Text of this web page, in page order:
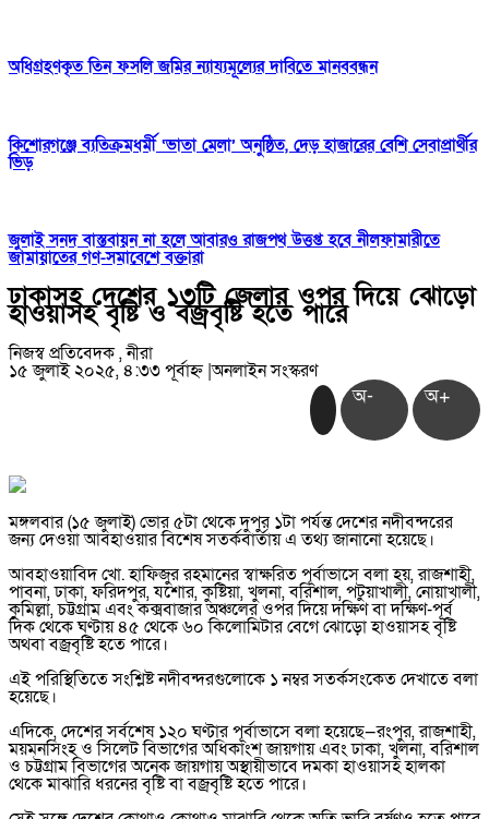
অধিগ্রহণকৃত তিন ফসলি জমির ন্যায্যমূল্যের দাবিতে মানববন্ধন
কিশোরগঞ্জে ব্যতিক্রমধর্মী ‘ভাতা মেলা’ অনুষ্ঠিত, দেড় হাজারের বেশি সেবাপ্রার্থীর
ভিড়
জুলাই সনদ বাস্তবায়ন না হলে আবারও রাজপথ উত্তপ্ত হবে নীলফামারীতে
জামায়াতের গণ-সমাবেশে বক্তারা
ঢাকাসহ দেশের ১৩টি জেলার ওপর দিয়ে ঝোড়ো
হাওয়াসহ বৃষ্টি ও বজ্রবৃষ্টি হতে পারে
নিজস্ব প্রতিবেদক , নীরা
১৫ জুলাই ২০২৫, ৪:৩৩ পূর্বাহ্ন|অনলাইন সংস্করণ
অ- অ+
মঙ্গলবার (১৫ জুলাই) ভোর ৫টা থেকে দুপুর ১টা পর্যন্ত দেশের নদীবন্দরের
জন্য দেওয়া আবহাওয়ার বিশেষ সতর্কবার্তায় এ তথ্য জানানো হয়েছে।
আবহাওয়াবিদ খো. হাফিজুর রহমানের স্বাক্ষরিত পূর্বাভাসে বলা হয়, রাজশাহী,
পাবনা, ঢাকা, ফরিদপুর, যশোর, কুষ্টিয়া, খুলনা, বরিশাল, পটুয়াখালী, নোয়াখালী,
কুমিল্লা, চট্টগ্রাম এবং কক্সবাজার অঞ্চলের ওপর দিয়ে দক্ষিণ বা দক্ষিণ-পূর্ব
দিক থেকে ঘণ্টায় ৪৫ থেকে ৬০ কিলোমিটার বেগে ঝোড়ো হাওয়াসহ বৃষ্টি
অথবা বজ্রবৃষ্টি হতে পারে।
এই পরিস্থিতিতে সংশ্লিষ্ট নদীবন্দরগুলোকে ১ নম্বর সতর্কসংকেত দেখাতে বলা
হয়েছে।
এদিকে, দেশের সর্বশেষ ১২০ ঘণ্টার পূর্বাভাসে বলা হয়েছে—রংপুর, রাজশাহী,
ময়মনসিংহ ও সিলেট বিভাগের অধিকাংশ জায়গায় এবং ঢাকা, খুলনা, বরিশাল
ও চট্টগ্রাম বিভাগের অনেক জায়গায় অস্থায়ীভাবে দমকা হাওয়াসহ হালকা
থেকে মাঝারি ধরনের বৃষ্টি বা বজ্রবৃষ্টি হতে পারে।